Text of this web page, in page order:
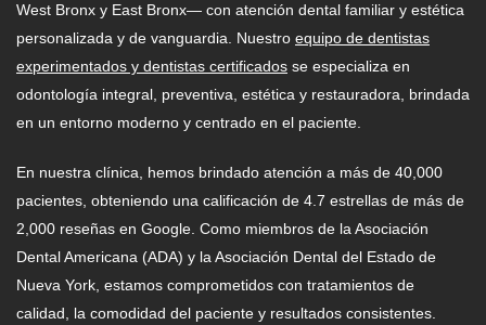
West Bronx y East Bronx— con atención dental familiar y estética
personalizada y de vanguardia. Nuestro equipo de dentistas
experimentados y dentistas certificados se especializa en
odontología integral, preventiva, estética y restauradora, brindada
en un entorno moderno y centrado en el paciente.
En nuestra clínica, hemos brindado atención a más de 40,000
pacientes, obteniendo una calificación de 4.7 estrellas de más de
2,000 reseñas en Google. Como miembros de la Asociación
Dental Americana (ADA) y la Asociación Dental del Estado de
Nueva York, estamos comprometidos con tratamientos de
calidad, la comodidad del paciente y resultados consistentes.